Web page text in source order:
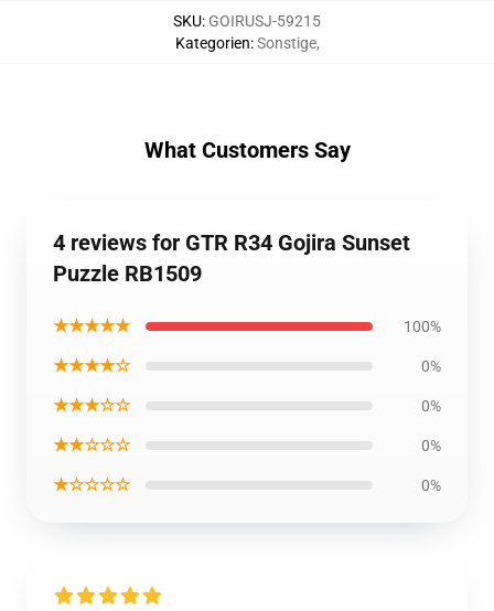
SKU: GOIRUSJ-59215
Kategorien:Sonstige,
What Customers Say
4 reviews for GTR R34 Gojira Sunset
Puzzle RB1509
★★★★★ 100%
★★★★☆ 0%
★★★☆☆ 0%
★★☆☆☆ 0%
★☆☆☆☆ 0%